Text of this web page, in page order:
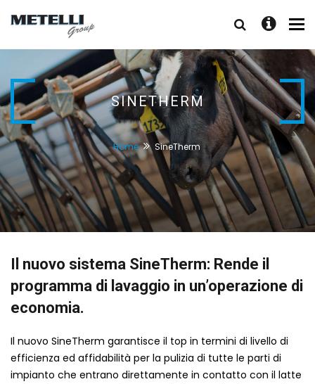
SINETHERM
Home SineTherm
Il nuovo sistema SineTherm: Rende il
programma di lavaggio in un’operazione di
economia.
Il nuovo SineTherm garantisce il top in termini di livello di
efficienza ed affidabilità per la pulizia di tutte le parti di
impianto che entrano direttamente in contatto con il latte